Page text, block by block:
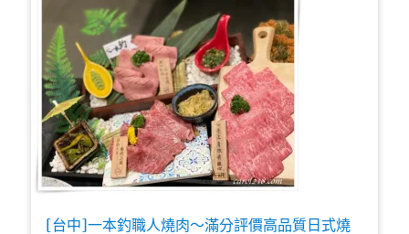
[台中]一本釣職人燒肉～滿分評價高品質日式燒